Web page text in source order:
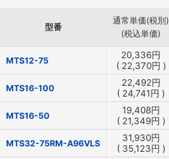
型番
通常単価(税別)
(税込単価)
MTS12-75 20,336円
( 22,370円 )
MTS16-100 22,492円
( 24,741円 )
MTS16-50 19,408円
( 21,349円 )
MTS32-75RM-A96VLS 31,930円
( 35,123円 )